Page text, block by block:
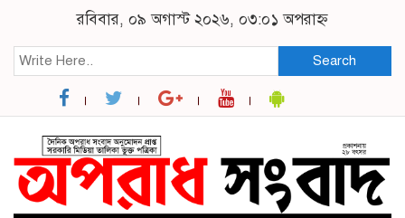
রবিবার, ০৯ অগাস্ট ২০২৬, ০৩:০১ অপরাহ্ন
Search